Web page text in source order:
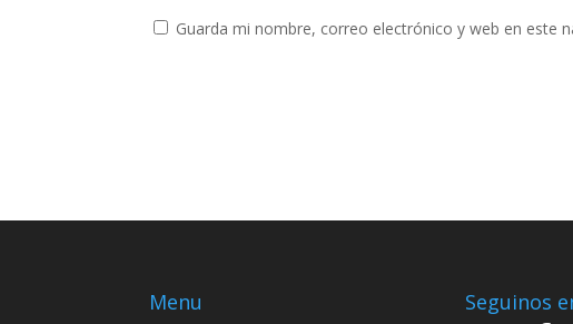
Guarda mi nombre, correo electrónico y web en este
Menu Seguinos